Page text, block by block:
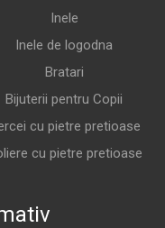
Inele
Inele de logodna
Bratari
Bijuterii pentru Copii
cu pietre pretioase
cu pietre pretioase